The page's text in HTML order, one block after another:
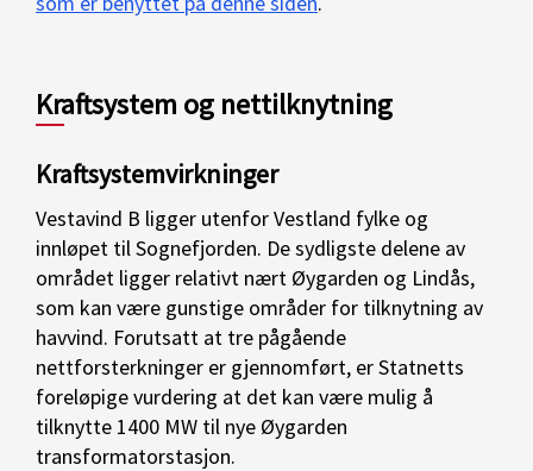
Kraftsystem og nettilknytning
Kraftsystemvirkninger
Vestavind B ligger utenfor Vestland fylke og
innløpet til Sognefjorden. De sydligste delene av
området ligger relativt nært Øygarden og Lindås,
som kan være gunstige områder for tilknytning av
havvind. Forutsatt at tre pågående
nettforsterkninger er gjennomført, er Statnetts
foreløpige vurdering at det kan være mulig å
tilknytte 1400 MW til nye Øygarden
transformatorstasjon.